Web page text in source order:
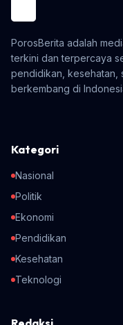
PorosBerita adalah
terkini dan terpercaya
pendidikan, kesehatan,
berkembang di
Kategori
Nasional
Politik
Ekonomi
Pendidikan
Kesehatan
Teknologi